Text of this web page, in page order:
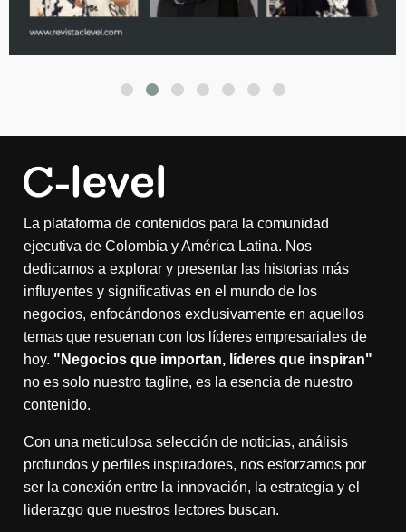
La plataforma de contenidos para la comunidad
ejecutiva de Colombia y América Latina. Nos
dedicamos a explorar y presentar las historias más
influyentes y significativas en el mundo de los
negocios, enfocándonos exclusivamente en aquellos
temas que resuenan con los líderes empresariales de
hoy. "Negocios que importan, líderes que inspiran"
no es solo nuestro tagline, es la esencia de nuestro
contenido.
Con una meticulosa selección de noticias, análisis
profundos y perfiles inspiradores, nos esforzamos por
ser la conexión entre la innovación, la estrategia y el
liderazgo que nuestros lectores buscan.